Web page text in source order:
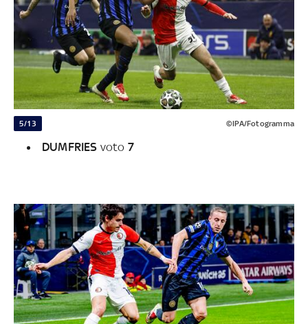
5/13 ©IPA/Fotogramma
DUMFRIES voto 7